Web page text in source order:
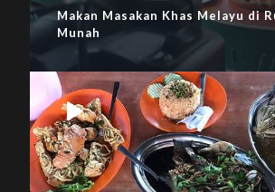
Makan Masakan Khas Melayu di
Munah